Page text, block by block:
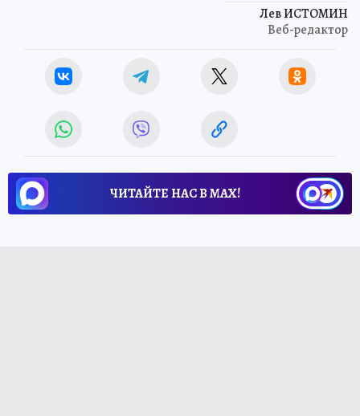
Лев ИСТОМИН
Веб-редактор
ЧИТАЙТЕ НАС В МАХ!